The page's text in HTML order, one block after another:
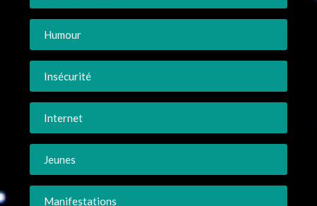
Humour
Insécurité
Internet
Jeunes
Manifestations